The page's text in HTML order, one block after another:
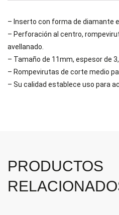
– Inserto con forma de diamante
– Perforación al centro,
avellanado.
– Tamaño de 11mm, espesor de
– Rompevirutas de corte medio
– Su calidad establece uso para
PRODUCTOS